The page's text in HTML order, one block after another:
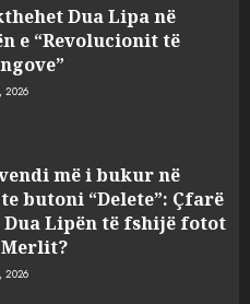
Dua Lipa në
e “Revolucionit të
2026
më i bukur në
butoni “Delete”: Çfarë
Dua Lipën të fshijë fotot
Merlit?
2026
anija e rrallë
e Luftës së Dytë
6, 2026